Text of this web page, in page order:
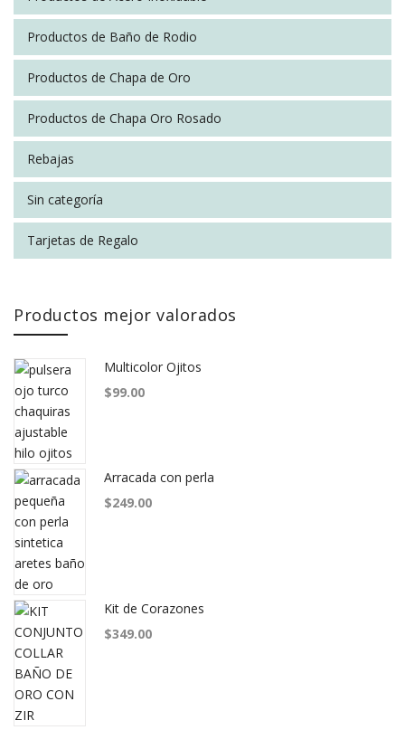
Productos de Baño de Rodio
Productos de Chapa de Oro
Productos de Chapa Oro Rosado
Rebajas
Sin categoría
Tarjetas de Regalo
Productos mejor valorados
Multicolor Ojitos
$99.00
Arracada con perla
$249.00
Kit de Corazones
$349.00